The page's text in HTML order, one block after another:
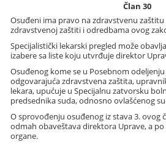
Član 30
Osuđeni ima pravo na zdravstvenu
zdravstvenoj zaštiti i odredbama ovog
Specijalistički lekarski pregled može
izabere sa liste koju utvrđuje direktor
Osuđenog kome se u Posebnom
odgovarajuća zdravstvena zaštita,
lekara, upućuje u Specijalnu zatvorsku
predsednika suda, odnosno ovlašćenog
O sprovođenju osuđenog iz stava 3. ovog
odmah obaveštava direktora Uprave, a
organe.